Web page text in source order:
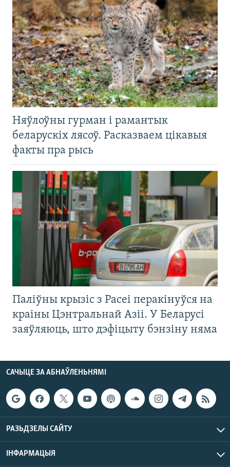
Няўлоўны гурман і рамантык
беларускіх лясоў. Расказваем цікавыя
факты пра рысь
Паліўны крызіс з Расеі перакінуўся на
краіны Цэнтральнай Азіі. У Беларусі
заяўляюць, што дэфіцыту бэнзіну няма
САЧЫЦЕ ЗА АБНАЎЛЕНЬНЯМІ
РАЗЬДЗЕЛЫ САЙТУ
ІНФАРМАЦЫЯ